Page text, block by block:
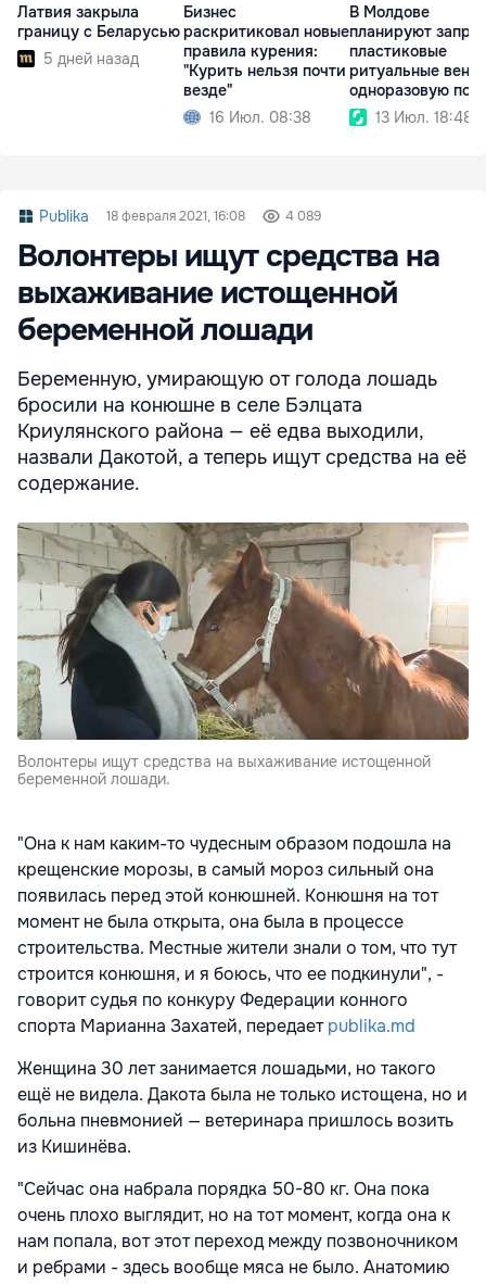
Латвия закрыла
границу с Беларусью
5 дней назад
Бизнес
раскритиковал новые
правила курения:
"Курить нельзя почти
везде"
16 Июл. 08:38
В Молдове
планируют
пластиковые
ритуальные
одноразовую
13 Июл. 18:48
Publika 18 февраля 2021, 16:08 4 089
Волонтеры ищут средства на
выхаживание истощенной
беременной лошади
Беременную, умирающую от голода лошадь
бросили на конюшне в селе Бэлцата
Криулянского района — её едва выходили,
назвали Дакотой, а теперь ищут средства на её
содержание.
Волонтеры ищут средства на выхаживание истощенной
беременной лошади.
"Она к нам каким-то чудесным образом подошла на
крещенские морозы, в самый мороз сильный она
появилась перед этой конюшней. Конюшня на тот
момент не была открыта, она была в процессе
строительства. Местные жители знали о том, что тут
строится конюшня, и я боюсь, что ее подкинули", -
говорит судья по конкуру Федерации конного
спорта Марианна Захатей, передаетpublika.md
Женщина 30 лет занимается лошадьми, но такого
ещё не видела. Дакота была не только истощена, но и
больна пневмонией — ветеринара пришлось возить
из Кишинёва.
"Сейчас она набрала порядка 50-80 кг. Она пока
очень плохо выглядит, но на тот момент, когда она к
нам попала, вот этот переход между позвоночником
и ребрами - здесь вообще мяса не было. Анатомию